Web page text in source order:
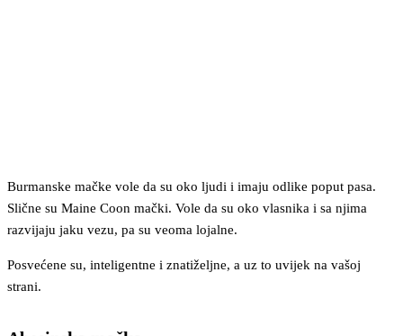
Burmanske mačke vole da su oko ljudi i imaju odlike poput pasa.
Slične su Maine Coon mački. Vole da su oko vlasnika i sa njima
razvijaju jaku vezu, pa su veoma lojalne.
Posvećene su, inteligentne i znatiželjne, a uz to uvijek na vašoj
strani.